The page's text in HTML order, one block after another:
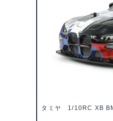
タミヤ 1/10RC XB